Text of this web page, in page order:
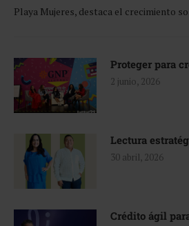
Playa Mujeres, destaca el crecimiento
Proteger para
2 junio, 2026
Lectura
30 abril, 2026
Crédito ágil